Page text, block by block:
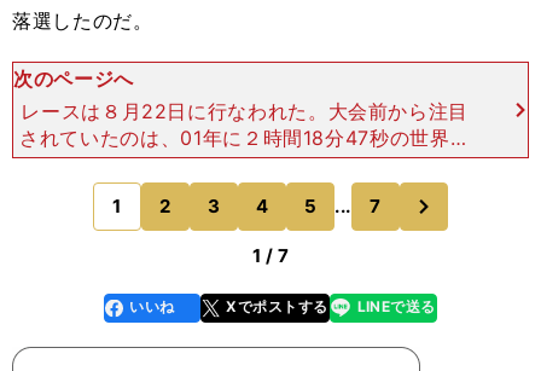
落選したのだ。
次のページへ
レースは８月22日に行なわれた。大会前から注目
されていたのは、01年に２時間18分47秒の世界最
高記録を出して、03年の世界選手権でも優勝して
いたキャサリン・ヌデレバ（ケニア）と、その記録
を02年と0
1 2 3 4 5 ... 7
1 / 7
faceboo
k
いいね Xでポストする
line LINEで送る